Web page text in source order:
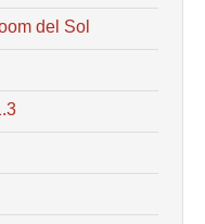
del Sol